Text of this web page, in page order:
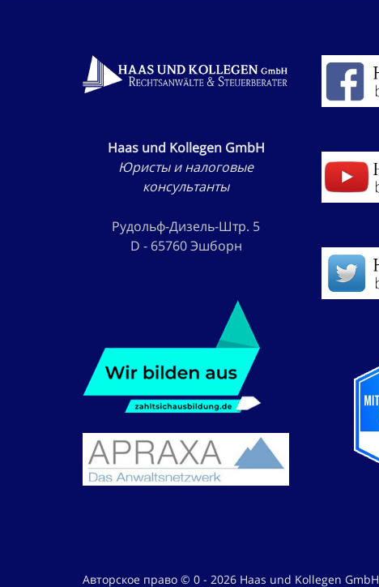
Haas und Kollegen GmbH
Юристы и налоговые
консультанты
Рудольф-Дизель-Штр. 5
D - 65760 Эшборн
Авторское право © 0 - 2026 Haas und Kollegen GmbH